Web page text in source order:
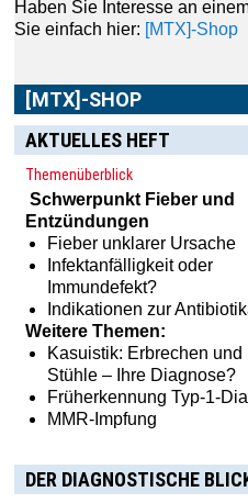
Haben Sie Interesse an
Sie einfach hier: [MTX]-Shop
[MTX]-SHOP
AKTUELLES HEFT
Themenüberblick
Schwerpunkt Fieber und
Entzündungen
Fieber unklarer Ursache
Infektanfälligkeit oder
Immundefekt?
Indikationen zur
Weitere Themen:
Kasuistik: Erbrechen und
Stühle – Ihre Diagnose?
Früherkennung Typ-1-
MMR-Impfung
DER DIAGNOSTISCHE